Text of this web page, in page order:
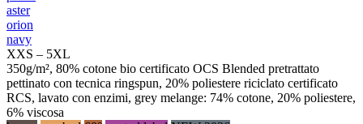
aster
orion
navy
XXS – 5XL
350g/m², 80% cotone bio certificato OCS Blended pretrattato
pettinato con tecnica ringspun, 20% poliestere riciclato certificato
RCS, lavato con enzimi, grey melange: 74% cotone, 20% poliestere,
6% viscosa